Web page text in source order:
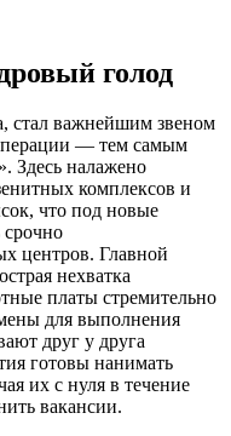
голод
стал важнейшим звеном
— тем самым
Здесь налажено
комплексов и
что под новые
центров. Главной
нехватка
платы стремительно
для выполнения
друг у друга
готовы нанимать
их с нуля в течение
вакансии.